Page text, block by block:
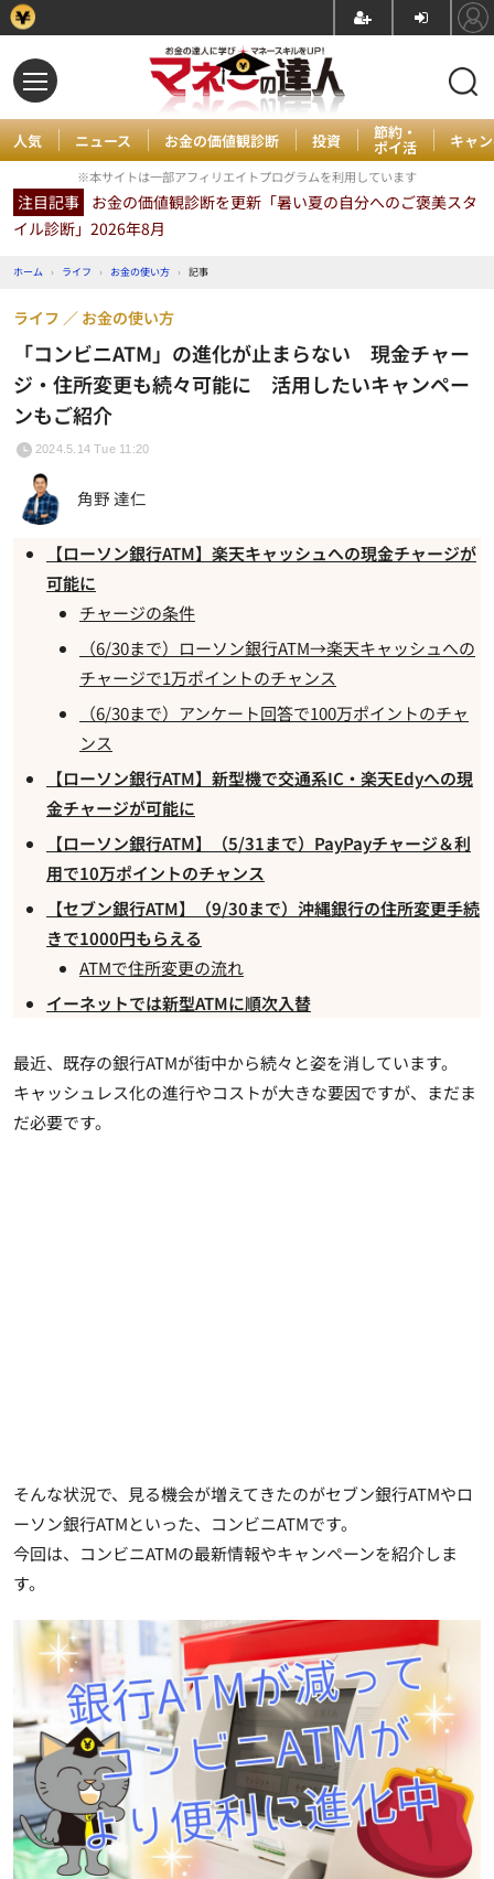
人気 ニュース お金の価値観診断 投資 節約・
ポイ活 キャ
※本サイトは一部アフィリエイトプログラムを利用しています
注目記事 お金の価値観診断を更新「暑い夏の自分へのご褒美スタ
イル診断」2026年8月
ホーム › ライフ › お金の使い方 › 記事
「コンビニATM」の進化が止まらない 現金チャー
ジ・住所変更も続々可能に 活用したいキャンペー
ンもご紹介
ライフ お金の使い方
2024.5.14 Tue 11:20
角野 達仁
【ローソン銀行ATM】楽天キャッシュへの現金チャージが
可能に
チャージの条件
（6/30まで）ローソン銀行ATM→楽天キャッシュへの
チャージで1万ポイントのチャンス
（6/30まで）アンケート回答で100万ポイントのチャ
ンス
【ローソン銀行ATM】新型機で交通系IC・楽天Edyへの現
金チャージが可能に
【ローソン銀行ATM】（5/31まで）PayPayチャージ＆利
用で10万ポイントのチャンス
【セブン銀行ATM】（9/30まで）沖縄銀行の住所変更手続
きで1000円もらえる
ATMで住所変更の流れ
イーネットでは新型ATMに順次入替
最近、既存の銀行ATMが街中から続々と姿を消しています。
キャッシュレス化の進行やコストが大きな要因ですが、まだま
だ必要です。
そんな状況で、見る機会が増えてきたのがセブン銀行ATMやロ
ーソン銀行ATMといった、コンビニATMです。
今回は、コンビニATMの最新情報やキャンペーンを紹介しま
す。